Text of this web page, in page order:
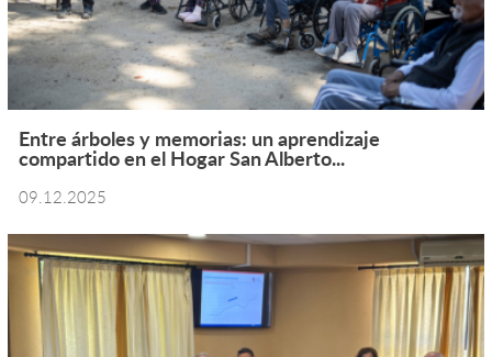
Entre árboles y memorias: un aprendizaje
compartido en el Hogar San Alberto...
09.12.2025